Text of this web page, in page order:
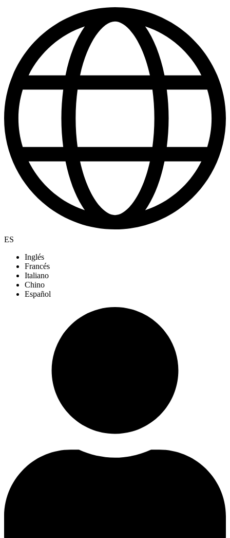
ES
Inglés
Francés
Italiano
Chino
Español